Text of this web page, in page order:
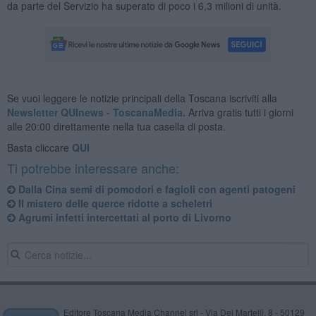
da parte del Servizio ha superato di poco i 6,3 milioni di unità.
Se vuoi leggere le notizie principali della Toscana iscriviti alla
Newsletter QUInews - ToscanaMedia. Arriva gratis tutti i giorni
alle 20:00 direttamente nella tua casella di posta.
Basta cliccare QUI
Ti potrebbe interessare anche:
Dalla Cina semi di pomodori e fagioli con agenti patogeni
Il mistero delle querce ridotte a scheletri
Agrumi infetti intercettati al porto di Livorno
Editore Toscana Media Channel srl - Via Dei Martelli, 8 - 50129